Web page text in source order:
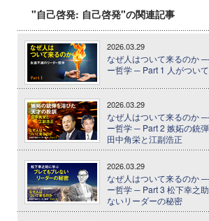
"自己啓発: 自己啓発"の関連記事
2026.03.29
なぜ人はついて来るのか
ー哲学 ─ Part 1 人がつい
2026.03.29
なぜ人はついて来るのか
ー哲学 ─ Part 2 嫉妬の銃
田中角栄と江副浩正
2026.03.29
なぜ人はついて来るのか
ー哲学 ─ Part 3 松下幸之
ないリーダーの秘密